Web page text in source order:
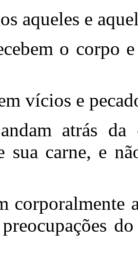
aqueles e
o corpo
vícios e
atrás da
sua carne, e
corporalmente